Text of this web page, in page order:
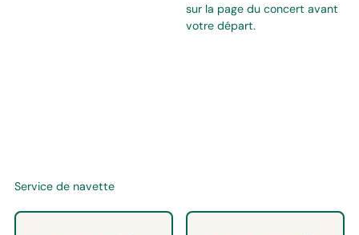
sur la page du concert avant
votre départ.
Service de navette